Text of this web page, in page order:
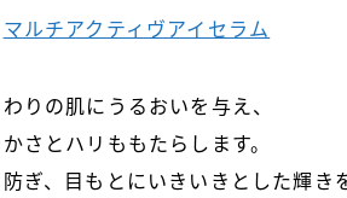
マルチアクティヴアイセラム
りの肌にうるおいを与え、
さとハリももたらします。
ぎ、目もとにいきいきとした輝き